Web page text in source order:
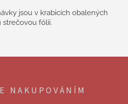
jsou v krabicích obalených
strečovou fólií.
NAKUPOVÁNÍM